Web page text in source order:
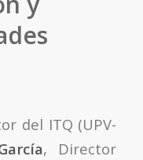
del ITQ (UPV-
, Director